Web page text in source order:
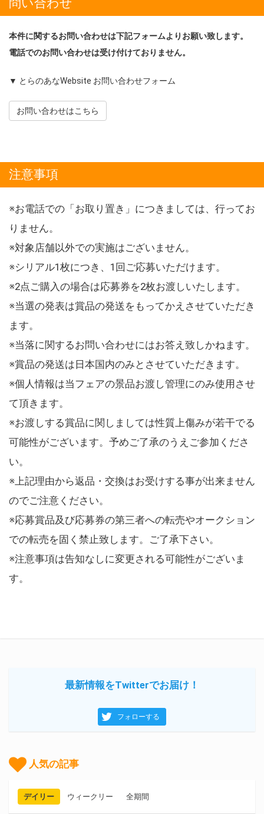
問い合わせ
本件に関するお問い合わせは下記フォームよりお願い致します。
電話でのお問い合わせは受け付けておりません。
▼ とらのあなWebsite お問い合わせフォーム
お問い合わせはこちら
注意事項
※お電話での「お取り置き」につきましては、行ってお
りません。
※対象店舗以外での実施はございません。
※シリアル1枚につき、1回ご応募いただけます。
※2点ご購入の場合は応募券を2枚お渡しいたします。
※当選の発表は賞品の発送をもってかえさせていただき
ます。
※当落に関するお問い合わせにはお答え致しかねます。
※賞品の発送は日本国内のみとさせていただきます。
※個人情報は当フェアの景品お渡し管理にのみ使用させ
て頂きます。
※お渡しする賞品に関しましては性質上傷みが若干でる
可能性がございます。予めご了承のうえご参加くださ
い。
※上記理由から返品・交換はお受けする事が出来ません
のでご注意ください。
※応募賞品及び応募券の第三者への転売やオークション
での転売を固く禁止致します。ご了承下さい。
※注意事項は告知なしに変更される可能性がございま
す。
最新情報をTwitterでお届け！
フォローする
人気の記事
デイリー ウィークリー 全期間